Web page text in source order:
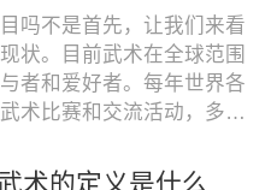
吗不是首先，让我们来看
状。目前武术在全球范围
者和爱好者。每年世界各
术比赛和交流活动，多个
术的定义是什么